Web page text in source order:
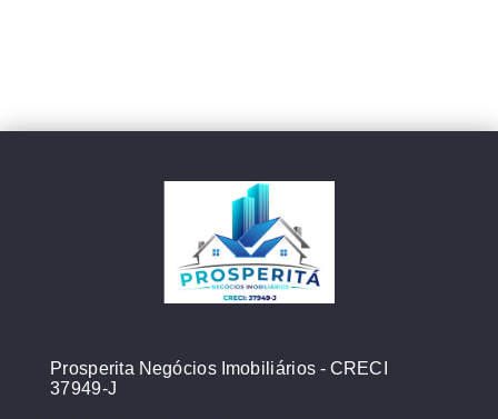
Prosperita Negócios Imobiliários - CRECI
37949-J